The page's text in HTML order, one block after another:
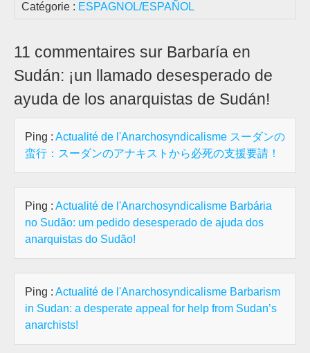
Catégorie : ESPAGNOL/ESPAÑOL
11 commentaires sur Barbaría en
Sudán: ¡un llamado desesperado de
ayuda de los anarquistas de Sudán!
Ping : Actualité de l'Anarchosyndicalisme スーダンの
蛮行：スーダンのアナキストから必死の支援要請！
Ping : Actualité de l'Anarchosyndicalisme Barbária
no Sudão: um pedido desesperado de ajuda dos
anarquistas do Sudão!
Ping : Actualité de l'Anarchosyndicalisme Barbarism
in Sudan: a desperate appeal for help from Sudan’s
anarchists!